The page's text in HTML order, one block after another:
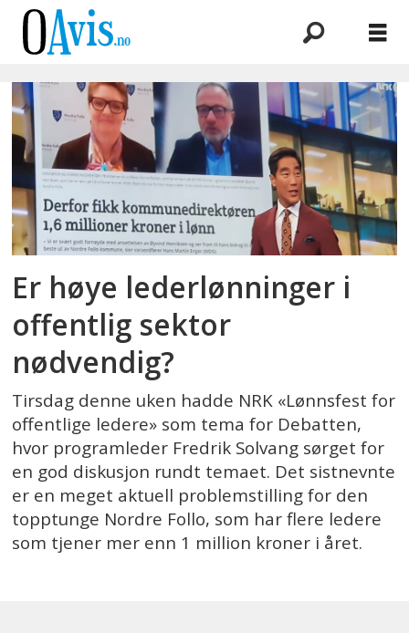
Emne:
debatten
Er høye lederlønninger i
offentlig sektor
nødvendig?
Tirsdag denne uken hadde NRK «Lønnsfest for
offentlige ledere» som tema for Debatten,
hvor programleder Fredrik Solvang sørget for
en god diskusjon rundt temaet. Det sistnevnte
er en meget aktuell problemstilling for den
topptunge Nordre Follo, som har flere ledere
som tjener mer enn 1 million kroner i året.